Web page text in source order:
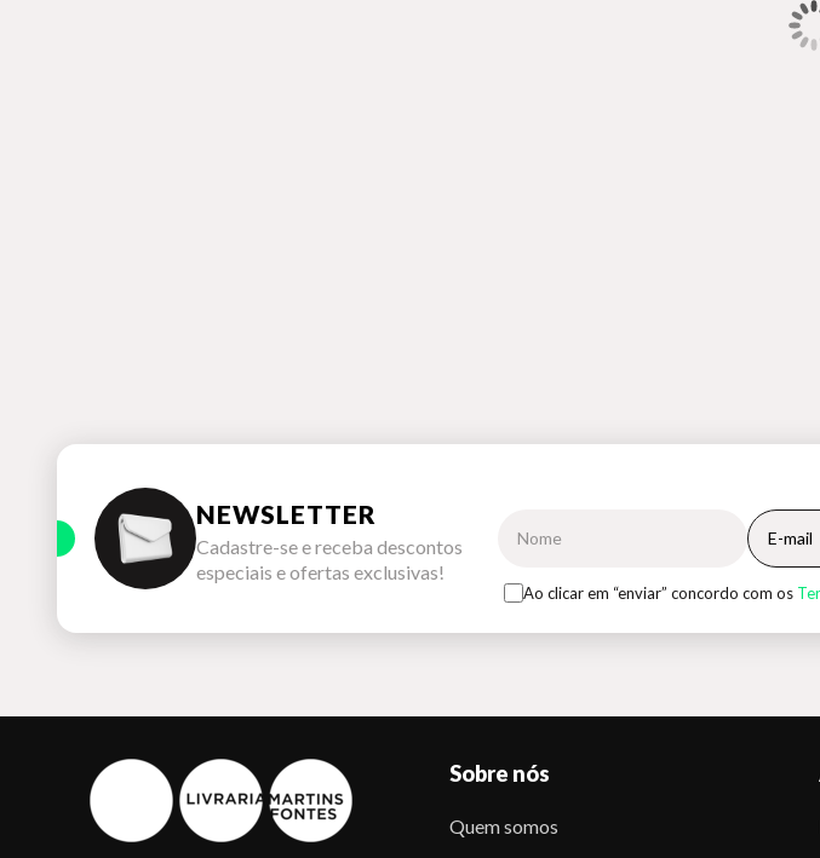
NEWSLETTER
Cadastre-se e receba descontos
especiais e ofertas exclusivas!
Ao clicar em “enviar” concordo com os
Sobre nós
Quem somos